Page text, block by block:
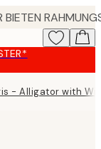
- Alligator with